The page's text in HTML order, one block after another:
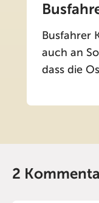
Busfahrer
auch an
dass die
2